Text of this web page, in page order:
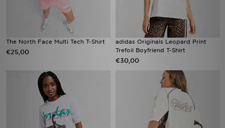
The North Face Multi Tech T-Shirt
€25,00
adidas Originals Leopard Print
Trefoil Boyfriend T-Shirt
€30,00